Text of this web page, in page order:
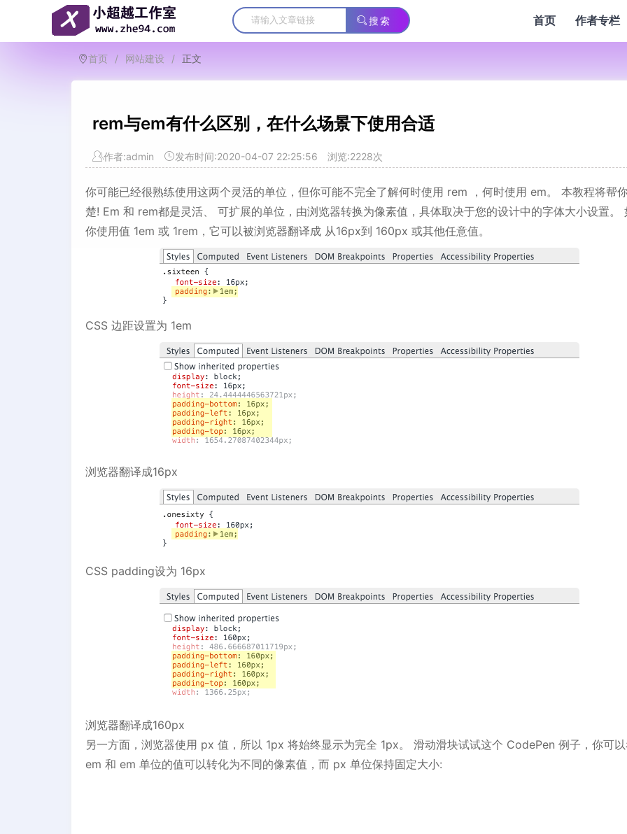
搜索 首页 作者专栏
首页 / 网站建设 / 正文
rem与em有什么区别，在什么场景下使用合适
作者:admin 发布时间:2020-04-07 22:25:56 浏览:2228次
你可能已经很熟练使用这两个灵活的单位，但你可能不完全了解何时使用 rem ，何时使用 em。 本教程将帮
楚! Em 和 rem都是灵活、 可扩展的单位，由浏览器转换为像素值，具体取决于您的设计中的字体大小设置。
你使用值 1em 或 1rem，它可以被浏览器翻译成 从16px到 160px 或其他任意值。
CSS 边距设置为 1em
浏览器翻译成16px
CSS padding设为 16px
浏览器翻译成160px
另一方面，浏览器使用 px 值，所以 1px 将始终显示为完全 1px。 滑动滑块试试这个 CodePen 例子，你可
em 和 em 单位的值可以转化为不同的像素值，而 px 单位保持固定大小: